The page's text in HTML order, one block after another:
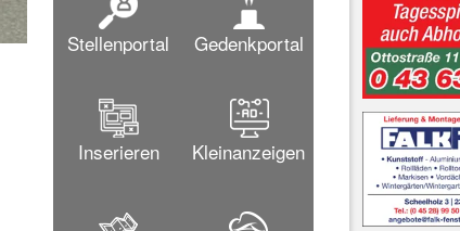
Stellenportal Gedenkportal
Inserieren Kleinanzeigen